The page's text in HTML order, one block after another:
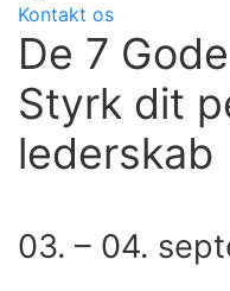
Kontakt os
De 7
Styrk dit
lederskab
03. – 04.